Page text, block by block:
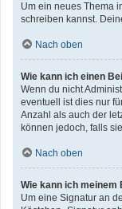
Um ein neues Thema
schreiben kannst.
Nach oben
Wie kann ich einen
Wenn du nicht
eventuell ist dies nur
Anzahl als auch der
können jedoch, falls
Nach oben
Wie kann ich meinem
Um eine Signatur an